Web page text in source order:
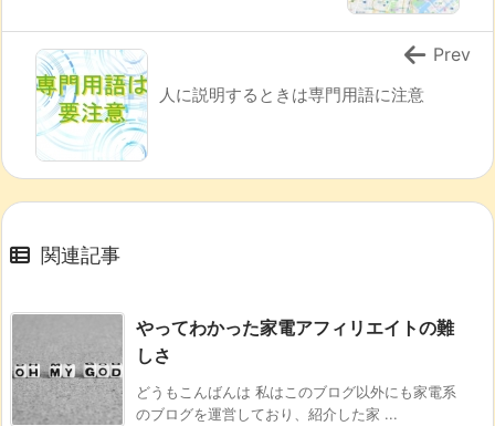
人に説明するときは専門用語に注意
Prev
関連記事
やってわかった家電アフィリエイトの難
しさ
どうもこんばんは 私はこのブログ以外にも家電系
のブログを運営しており、紹介した家 ...